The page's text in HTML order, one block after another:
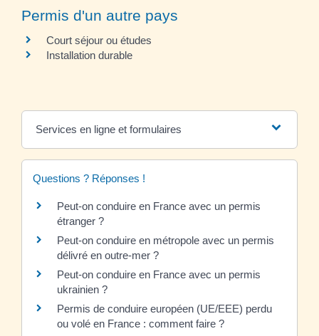
Permis d'un autre pays
Court séjour ou études
Installation durable
Services en ligne et formulaires
Questions ? Réponses !
Peut-on conduire en France avec un permis
étranger ?
Peut-on conduire en métropole avec un permis
délivré en outre-mer ?
Peut-on conduire en France avec un permis
ukrainien ?
Permis de conduire européen (UE/EEE) perdu
ou volé en France : comment faire ?